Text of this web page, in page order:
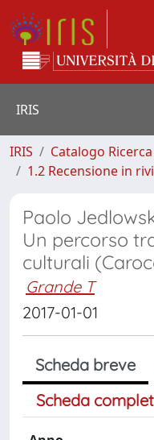
IRIS
IRIS Catalogo Ricerca
1.2 Recensione in
Paolo
Un percorso
culturali
Grande T
2017-01-01
Scheda breve
Scheda